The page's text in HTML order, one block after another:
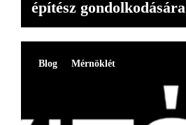
építész
Blog Mérnöklét